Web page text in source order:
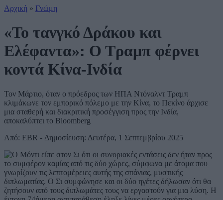
Αρχική » Γνώμη
«Το τανγκό Δράκου και
Ελέφαντα»: Ο Τραμπ φέρνει
κοντά Κίνα-Ινδία
Τον Μάρτιο, όταν ο πρόεδρος των ΗΠΑ Ντόναλντ Τραμπ
κλιμάκωνε τον εμπορικό πόλεμο με την Κίνα, το Πεκίνο άρχισε
μια σταθερή και διακριτική προσέγγιση προς την Ινδία,
αποκαλύπτει το Bloomberg
Από: EBR - Δημοσίευση: Δευτέρα, 1 Σεπτεμβρίου 2025